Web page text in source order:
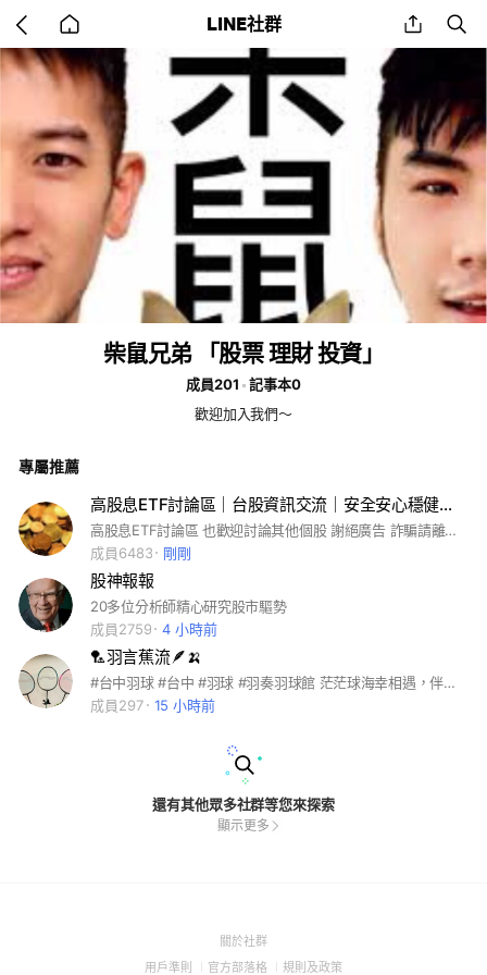
back
to
home
LINE社群 share
柴鼠兄弟 「股票 理財 投資」
成員201
記事本0
歡迎加入我們～
專屬推薦
高股息ETF討論區｜台股資訊交流｜安全安心穩健的投資方法｜
高股息ETF討論區 也歡迎討論其他個股 謝絕廣告 詐騙請離開 #高股息 #存股 #投資 #台股 #ETF #0056 #00878 #00882 #00900 #00915 #00918 #00919 #00713 #00730 #00731 #00701 #00728 #00742 #理財 #股息 #投資理財 #00881 #台積電
成員6483
剛剛
股神報報
20多位分析師精心研究股市驅勢
成員2759
4 小時前
🏸羽言蕉流🪶🍌
#台中羽球 #台中 #羽球 #羽奏羽球館 茫茫球海幸相遇，伴君於朝朝暮暮 歡迎邀請各路朋友一起加入～
成員297
15 小時前
還有其他眾多社群等您來探索
顯示更多
關於社群(Open
用戶準則 (Open
官方部落格 (Open
規則及政策(Open